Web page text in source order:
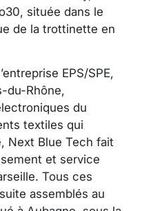
située dans le
de la trottinette en
EPS/SPE,
du-Rhône,
du
textiles qui
Next Blue Tech fait
et service
Tous ces
assemblés au